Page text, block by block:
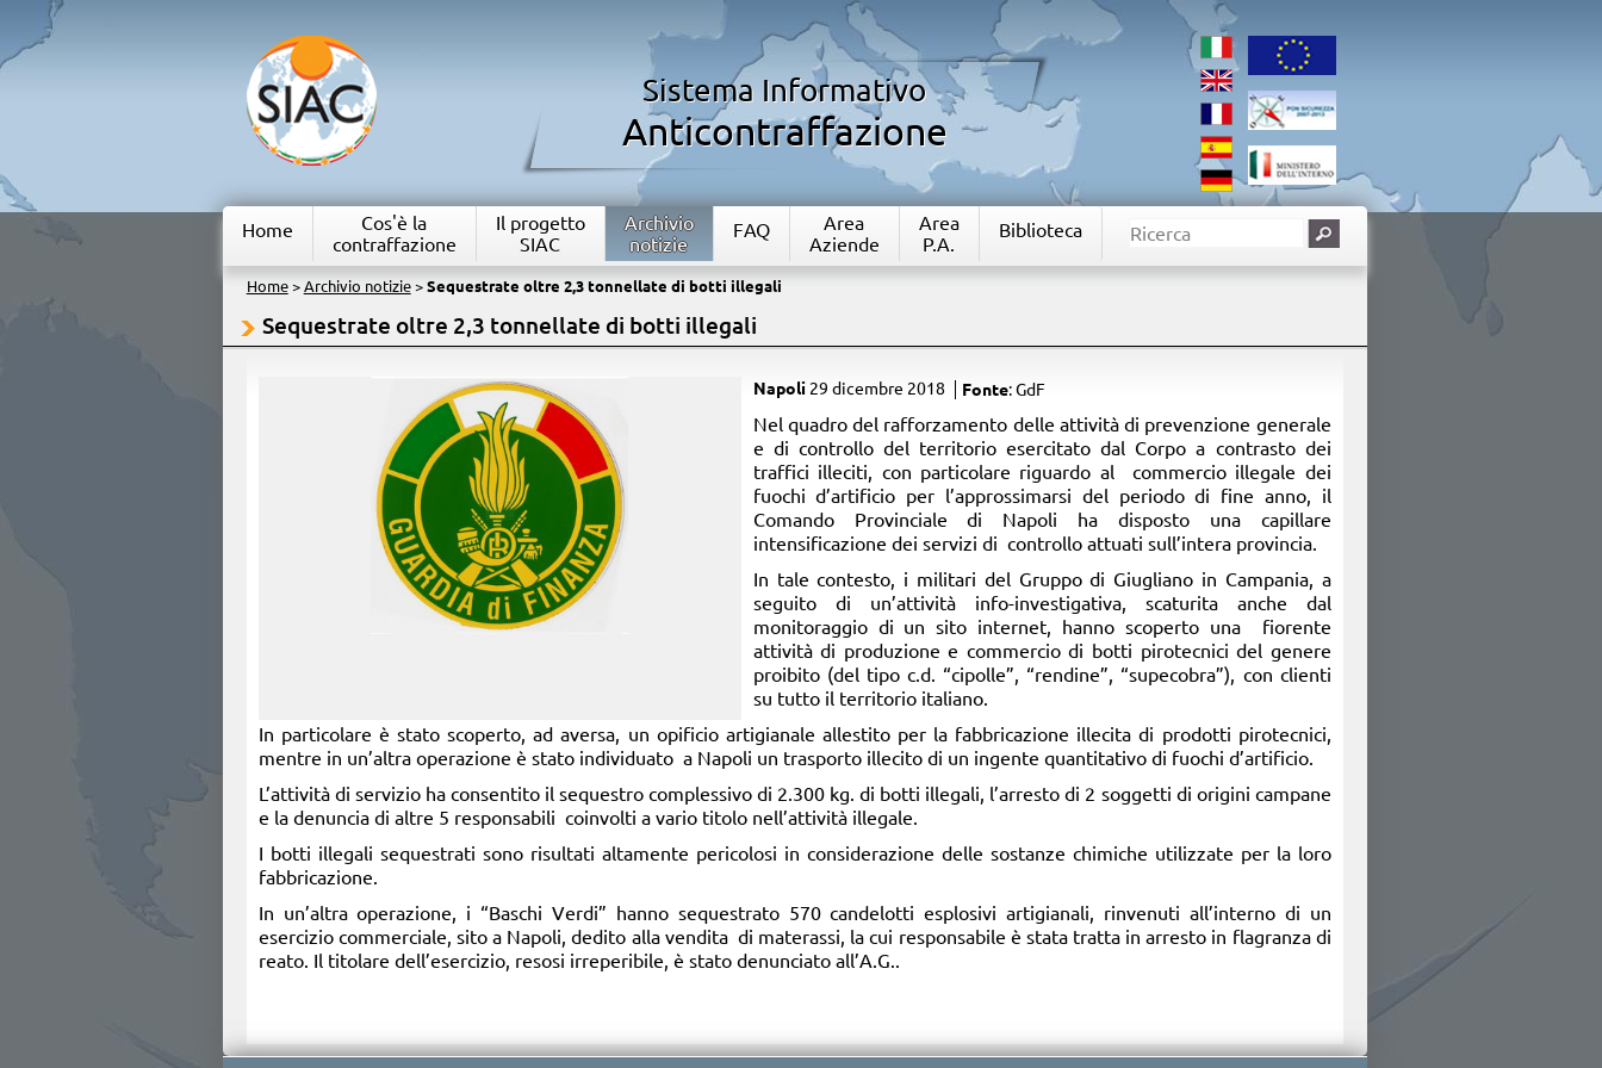
Sistema Informativo
Anticontraffazione
Home
Cos'è la
contraffazione
Il progetto
SIAC
Archivio
notizie
FAQ
Area
Aziende
Area
P.A.
Biblioteca
Home> Archivio notizie> Sequestrate oltre 2,3 tonnellate di botti illegali
Sequestrate oltre 2,3 tonnellate di botti illegali
Napoli 29 dicembre 2018 Fonte: GdF
Nel quadro del rafforzamento delle attività di prevenzione generale
e di controllo del territorio esercitato dal Corpo a contrasto dei
traffici illeciti, con particolare riguardo al commercio illegale dei
fuochi d’artificio per l’approssimarsi del periodo di fine anno, il
Comando Provinciale di Napoli ha disposto una capillare
intensificazione dei servizi di controllo attuati sull’intera provincia.
In tale contesto, i militari del Gruppo di Giugliano in Campania, a
seguito di un’attività info-investigativa, scaturita anche dal
monitoraggio di un sito internet, hanno scoperto una fiorente
attività di produzione e commercio di botti pirotecnici del genere
proibito (del tipo c.d. “cipolle”, “rendine”, “supecobra”), con clienti
su tutto il territorio italiano.
In particolare è stato scoperto, ad aversa, un opificio artigianale allestito per la fabbricazione illecita di prodotti pirotecnici,
mentre in un’altra operazione è stato individuato a Napoli un trasporto illecito di un ingente quantitativo di fuochi d’artificio.
L’attività di servizio ha consentito il sequestro complessivo di 2.300 kg. di botti illegali, l’arresto di 2 soggetti di origini campane
e la denuncia di altre 5 responsabili coinvolti a vario titolo nell’attività illegale.
I botti illegali sequestrati sono risultati altamente pericolosi in considerazione delle sostanze chimiche utilizzate per la loro
fabbricazione.
In un’altra operazione, i “Baschi Verdi” hanno sequestrato 570 candelotti esplosivi artigianali, rinvenuti all’interno di un
esercizio commerciale, sito a Napoli, dedito alla vendita di materassi, la cui responsabile è stata tratta in arresto in flagranza di
reato. Il titolare dell’esercizio, resosi irreperibile, è stato denunciato all’A.G..